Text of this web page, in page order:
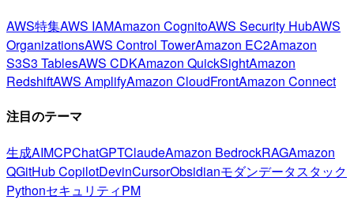
AWS特集AWS IAMAmazon CognitoAWS Security HubAWS
OrganizationsAWS Control TowerAmazon EC2Amazon
S3S3 TablesAWS CDKAmazon QuickSightAmazon
RedshiftAWS AmplifyAmazon CloudFrontAmazon Connect
注目のテーマ
生成AIMCPChatGPTClaudeAmazon BedrockRAGAmazon
QGitHub CopilotDevinCursorObsidianモダンデータスタック
PythonセキュリティPM